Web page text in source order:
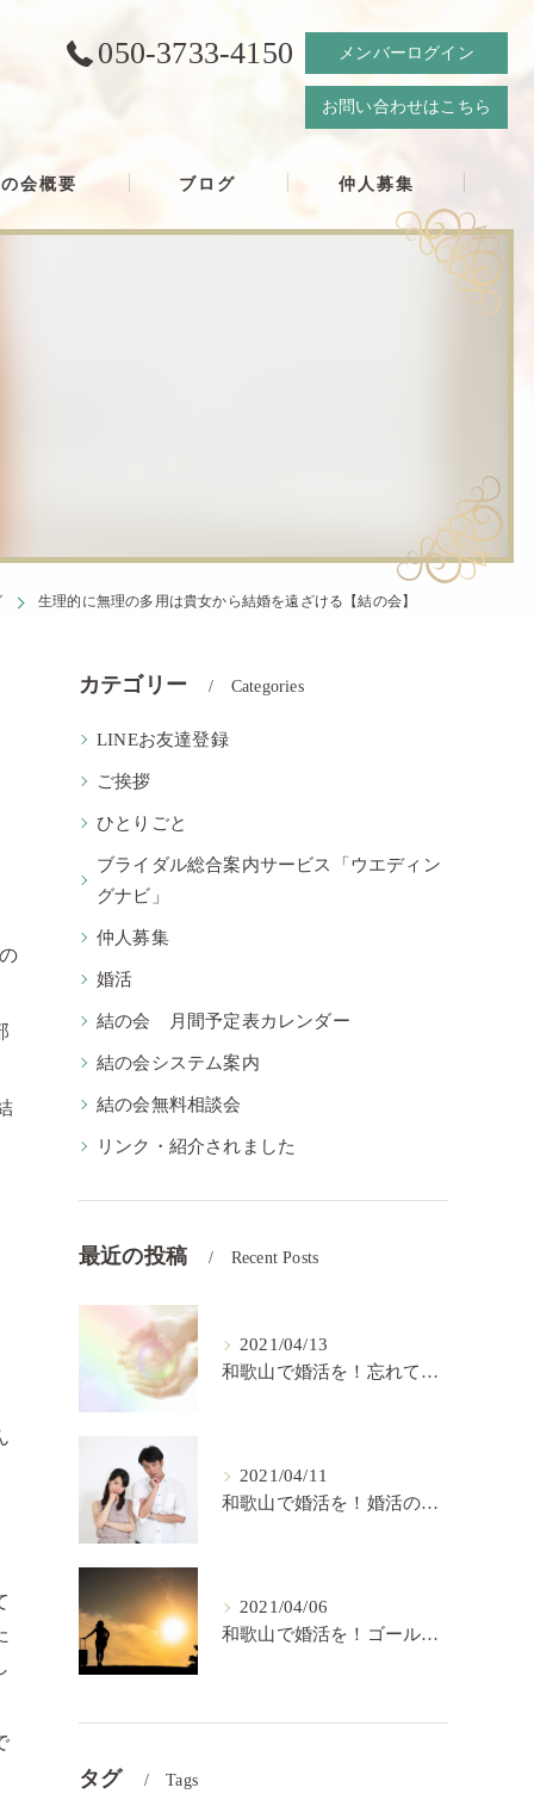
050-3733-4150 メンバーログイン
お問い合わせはこちら
会概要 ブログ 仲人募集
生理的に無理の多用は貴女から結婚を遠ざける【結の会】
カテゴリー Categories
LINEお友達登録
ご挨拶
ひとりごと
ブライダル総合案内サービス「ウエディン
グナビ」
仲人募集
婚活
結の会 月間予定表カレンダー
結の会システム案内
結の会無料相談会
リンク・紹介されました
最近の投稿 Recent Posts
2021/04/13
和歌山で婚活を！忘れてはいけない婚活の秘訣【結の会】
2021/04/11
和歌山で婚活を！婚活の中で大切なこと【結の会】
2021/04/06
和歌山で婚活を！ゴールを決めるということ【結の会】
タグ Tags